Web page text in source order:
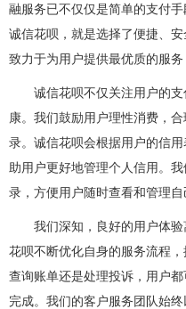
融服务已不仅仅是简单的支付
诚信花呗，就是选择了便捷、
致力于为用户提供最优质的服务
诚信花呗不仅关注用户的
康。我们鼓励用户理性消费，
录。诚信花呗会根据用户的信
助用户更好地管理个人信用。
录，方便用户随时查看和管理自
我们深知，良好的用户体
花呗不断优化自身的服务流程
查询账单还是处理投诉，用户
完成。我们的客户服务团队始